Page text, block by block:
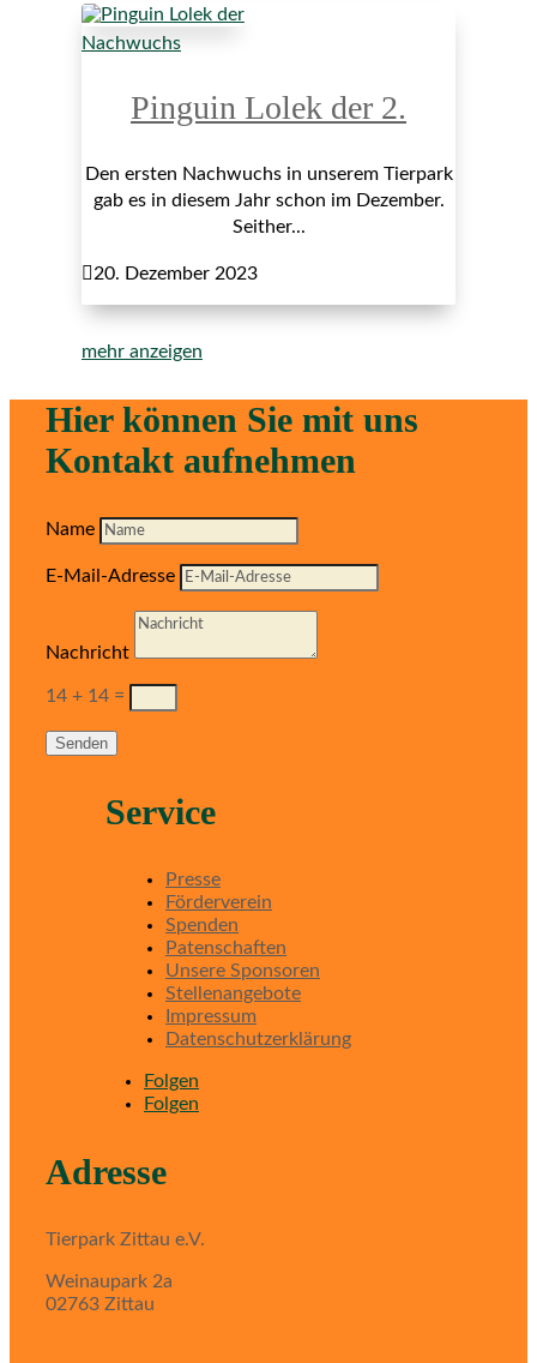
Nachwuchs
Pinguin Lolek der 2.
Den ersten Nachwuchs in unserem Tierpark
gab es in diesem Jahr schon im Dezember.
Seither...
20. Dezember 2023
mehr anzeigen
Hier können Sie mit uns
Kontakt aufnehmen
Name
E-Mail-Adresse
Nachricht
14 + 14 =
Senden
Service
Presse
Förderverein
Spenden
Patenschaften
Unsere Sponsoren
Stellenangebote
Impressum
Datenschutzerklärung
Folgen
Folgen
Adresse
Tierpark Zittau e.V.
Weinaupark 2a
02763 Zittau